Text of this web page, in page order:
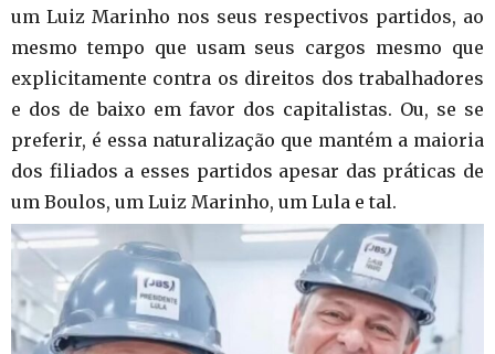
um Luiz Marinho nos seus respectivos partidos, ao
mesmo tempo que usam seus cargos mesmo que
explicitamente contra os direitos dos trabalhadores
e dos de baixo em favor dos capitalistas. Ou, se se
preferir, é essa naturalização que mantém a maioria
dos filiados a esses partidos apesar das práticas de
um Boulos, um Luiz Marinho, um Lula e tal.